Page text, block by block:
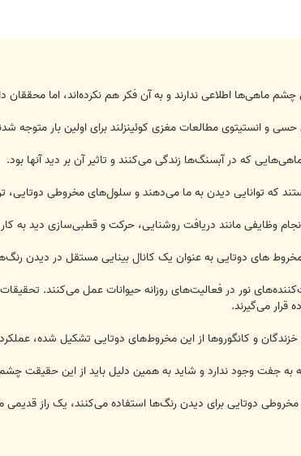
ماهی‌ها اطلاعی ندارند و به آن فکر هم نکرده‌اند، اما محققان
و انستیتوی مطالعات مغزی کوئینزلند برای اولین بار متوجه
که در آبسنگ‌ها زندگی می‌کنند و تاثیر آن بر دید آنها بود.
می‌دهند و سلول‌های مخروطی دوتایی، ترکیبی از 2 سلول مخروطی هستند که به یکدیگر
وظایفی مانند دریافت روشنایی، حرکت و قطبی‌سازی دید به کار
های دوتایی به عنوان یک کانال بینایی مستقل در دیدن
خزندگان و کانگوروها از این مخروط‌های دوتایی تشکیل شده،
به جفت وجود ندارد و شاید به همین دلیل باید از این حقیقت
دوتایی برای دیدن رنگ‌ها استفاده می‌کنند، یک راز قدیمی